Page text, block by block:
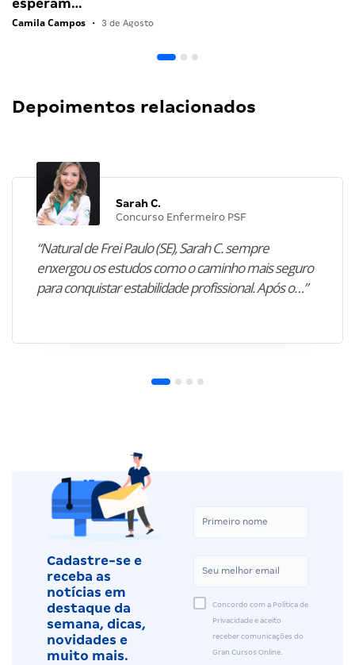
esperam…
Camila Campos • 3 de Agosto
Depoimentos relacionados
Sarah C.
Concurso Enfermeiro PSF
“Natural de Frei Paulo (SE), Sarah C. sempre
enxergou os estudos como o caminho mais seguro
para conquistar estabilidade profissional. Após o…”
Cadastre-se e
receba as
notícias em
destaque da
semana, dicas,
novidades e
muito mais.
Concordo com a Política de
Privacidade e aceito
receber comunicações do
Gran Cursos Online.